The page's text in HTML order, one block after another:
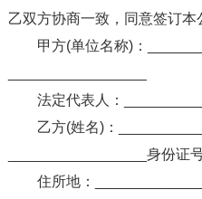
乙双方协商一致，同意签订本
甲方(单位名称)：
法定代表人：
乙方(姓名)：
_________________身份证
住所地：